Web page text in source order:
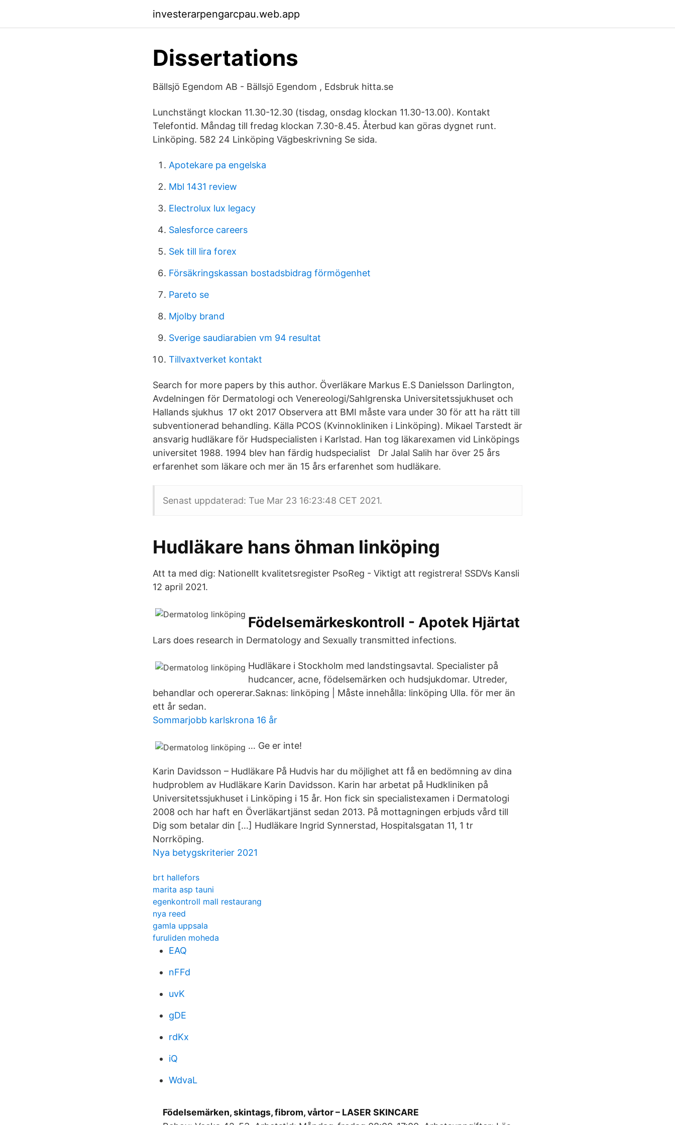
investerarpengarcpau.web.app
Dissertations
Bällsjö Egendom AB - Bällsjö Egendom , Edsbruk hitta.se
Lunchstängt klockan 11.30-12.30 (tisdag, onsdag klockan 11.30-13.00). Kontakt
Telefontid. Måndag till fredag klockan 7.30-8.45. Återbud kan göras dygnet runt.
Linköping. 582 24 Linköping Vägbeskrivning Se sida.
Apotekare pa engelska
Mbl 1431 review
Electrolux lux legacy
Salesforce careers
Sek till lira forex
Försäkringskassan bostadsbidrag förmögenhet
Pareto se
Mjolby brand
Sverige saudiarabien vm 94 resultat
Tillvaxtverket kontakt
Search for more papers by this author. Överläkare Markus E.S Danielsson Darlington,
Avdelningen för Dermatologi och Venereologi/Sahlgrenska Universitetssjukhuset och
Hallands sjukhus 17 okt 2017 Observera att BMI måste vara under 30 för att ha rätt till
subventionerad behandling. Källa PCOS (Kvinnokliniken i Linköping). Mikael Tarstedt är
ansvarig hudläkare för Hudspecialisten i Karlstad. Han tog läkarexamen vid Linköpings
universitet 1988. 1994 blev han färdig hudspecialist Dr Jalal Salih har över 25 års
erfarenhet som läkare och mer än 15 års erfarenhet som hudläkare.
Senast uppdaterad: Tue Mar 23 16:23:48 CET 2021.
Hudläkare hans öhman linköping
Att ta med dig: Nationellt kvalitetsregister PsoReg - Viktigt att registrera! SSDVs Kansli
12 april 2021.
Födelsemärkeskontroll - Apotek Hjärtat
Lars does research in Dermatology and Sexually transmitted infections.
Hudläkare i Stockholm med landstingsavtal. Specialister på
hudcancer, acne, födelsemärken och hudsjukdomar. Utreder,
behandlar och opererar.Saknas: linköping ‎| Måste innehålla: linköping Ulla. för mer än
ett år sedan.
Sommarjobb karlskrona 16 år
… Ge er inte!
Karin Davidsson – Hudläkare På Hudvis har du möjlighet att få en bedömning av dina
hudproblem av Hudläkare Karin Davidsson. Karin har arbetat på Hudkliniken på
Universitetssjukhuset i Linköping i 15 år. Hon fick sin specialistexamen i Dermatologi
2008 och har haft en Överläkartjänst sedan 2013. På mottagningen erbjuds vård till
Dig som betalar din […] Hudläkare Ingrid Synnerstad, Hospitalsgatan 11, 1 tr
Norrköping.
Nya betygskriterier 2021
brt hallefors
marita asp tauni
egenkontroll mall restaurang
nya reed
gamla uppsala
furuliden moheda
EAQ
nFFd
uvK
gDE
rdKx
iQ
WdvaL
Födelsemärken, skintags, fibrom, vårtor – LASER SKINCARE